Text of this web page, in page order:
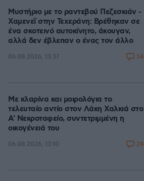
Μυστήριο με το ραντεβού Πεζεσκιάν -
Χαμενεΐ στην Τεχεράνη: Βρέθηκαν σε
ένα σκοτεινό αυτοκίνητο, άκουγαν,
αλλά δεν έβλεπαν ο ένας τον άλλο
06.08.2026, 13:37 54
Με κλαρίνα και μοιρολόγια το
τελευταίο αντίο στον Λάκη Χαλκιά στο
A' Νεκροταφείο, συντετριμμένη η
οικογένειά του
06.08.2026, 13:10 24